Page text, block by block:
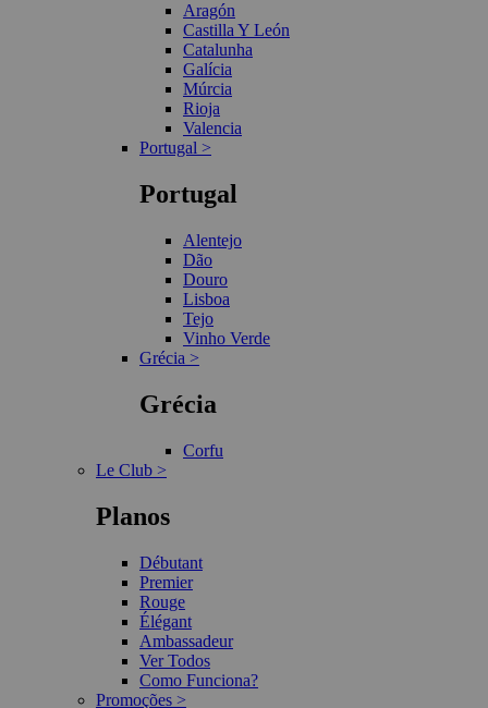
Aragón
Castilla Y León
Catalunha
Galícia
Múrcia
Rioja
Valencia
Portugal >
Portugal
Alentejo
Dão
Douro
Lisboa
Tejo
Vinho Verde
Grécia >
Grécia
Corfu
Le Club >
Planos
Débutant
Premier
Rouge
Élégant
Ambassadeur
Ver Todos
Como Funciona?
Promoções >